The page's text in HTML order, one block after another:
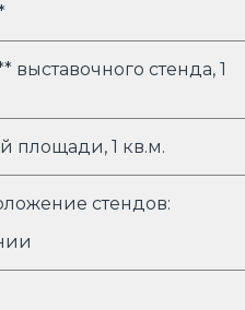
стенда, 1
площади, 1 кв.м.
стендов: